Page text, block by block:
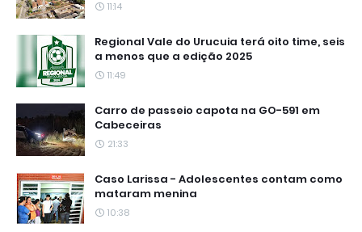
11:14
Regional Vale do Urucuia terá oito time, seis
a menos que a edição 2025
11:49
Carro de passeio capota na GO-591 em
Cabeceiras
21:33
Caso Larissa - Adolescentes contam como
mataram menina
10:38